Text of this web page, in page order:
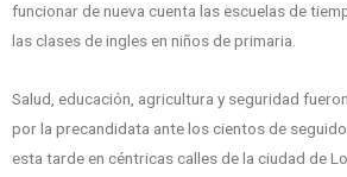
funcionar de nueva cuenta las escuelas de
las clases de ingles en niños de primaria.
Salud, educación, agricultura y seguridad
por la precandidata ante los cientos de
esta tarde en céntricas calles de la ciudad de